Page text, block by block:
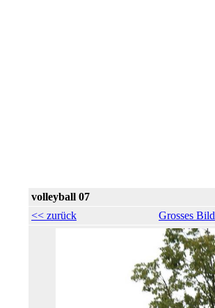
volleyball 07
<< zurück
Grosses Bild